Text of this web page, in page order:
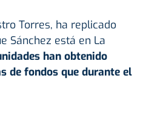
Torres, ha replicado
Sánchez está en La
han obtenido
de fondos que durante el